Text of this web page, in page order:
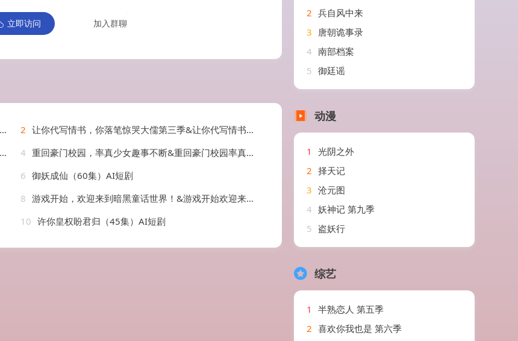
立即访问 加入群聊
2 让你代写情书，你落笔惊哭大儒第三季&让你代写情书你落笔惊哭大儒第三季（81集）AI短剧
4 重回豪门校园，率真少女趣事不断&重回豪门校园率真少女趣事不断（50集）AI短剧
6 御妖成仙（60集）AI短剧
8 游戏开始，欢迎来到暗黑童话世界！&游戏开始欢迎来到暗黑童话世界（93集）AI短剧
10 许你皇权盼君归（45集）AI短剧
2 兵自风中来
3 唐朝诡事录
4 南部档案
5 御廷谣
动漫
1
光阴之外
2 择天记
3 沧元图
4 妖神记 第九季
5 盗妖行
综艺
1
半熟恋人 第五季
2 喜欢你我也是 第六季